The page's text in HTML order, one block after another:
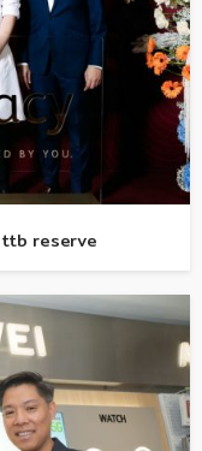
ttb reserve